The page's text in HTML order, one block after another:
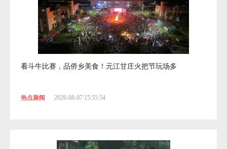
看斗牛比赛，品侨乡美食！元江甘庄火把节玩场多
热点新闻 2026-08-07 15:55:54